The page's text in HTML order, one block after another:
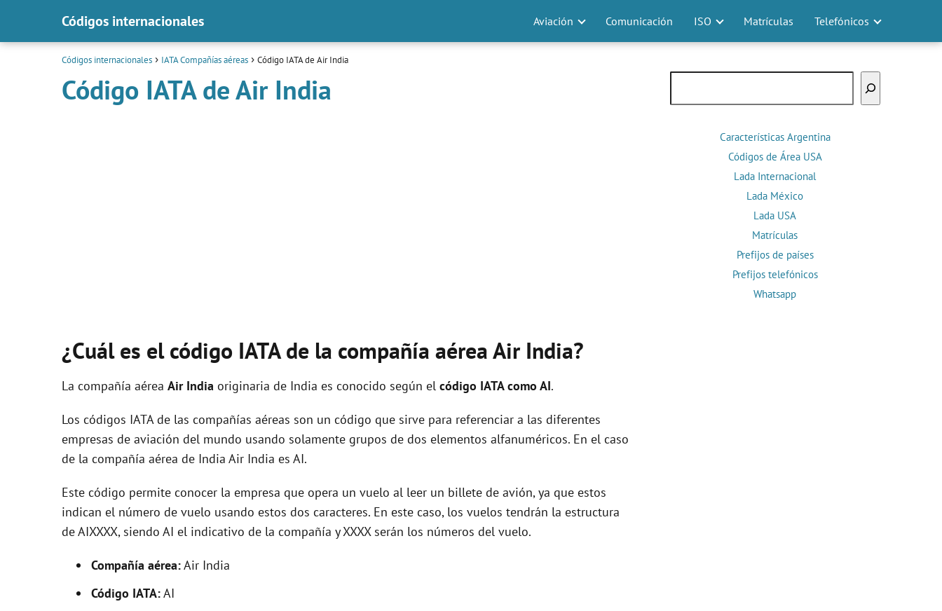
Códigos internacionales Aviación Comunicación ISO Matrículas Telefónicos
Códigos internacionales IATA Compañías aéreas Código IATA de Air India
Código IATA de Air India
¿Cuál es el código IATA de la compañía aérea Air India?
La compañía aérea Air India originaria de India es conocido según el código IATA como AI.
Los códigos IATA de las compañías aéreas son un código que sirve para referenciar a las diferentes
empresas de aviación del mundo usando solamente grupos de dos elementos alfanuméricos. En el caso
de la compañía aérea de India Air India es AI.
Este código permite conocer la empresa que opera un vuelo al leer un billete de avión, ya que estos
indican el número de vuelo usando estos dos caracteres. En este caso, los vuelos tendrán la estructura
de AIXXXX, siendo AI el indicativo de la compañía y XXXX serán los números del vuelo.
Compañía aérea:Air India
Código IATA:AI
Características Argentina
Códigos de Área USA
Lada Internacional
Lada México
Lada USA
Matrículas
Prefijos de países
Prefijos telefónicos
Whatsapp